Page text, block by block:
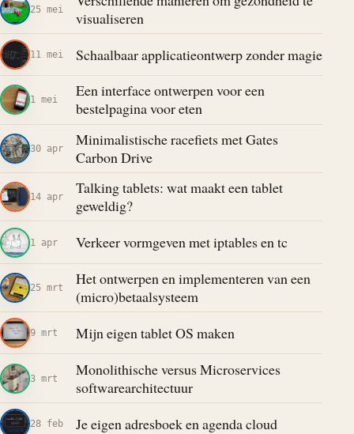
25 mei
visualiseren
11 mei Schaalbaar applicatieontwerp zonder magie
1 mei
Een interface ontwerpen voor een
bestelpagina voor eten
30 apr
Minimalistische racefiets met Gates
Carbon Drive
14 apr
Talking tablets: wat maakt een tablet
geweldig?
1 apr Verkeer vormgeven met iptables en tc
25 mrt
Het ontwerpen en implementeren van een
(micro)betaalsysteem
9 mrt Mijn eigen tablet OS maken
3 mrt
Monolithische versus Microservices
softwarearchitectuur
28 feb Je eigen adresboek en agenda cloud